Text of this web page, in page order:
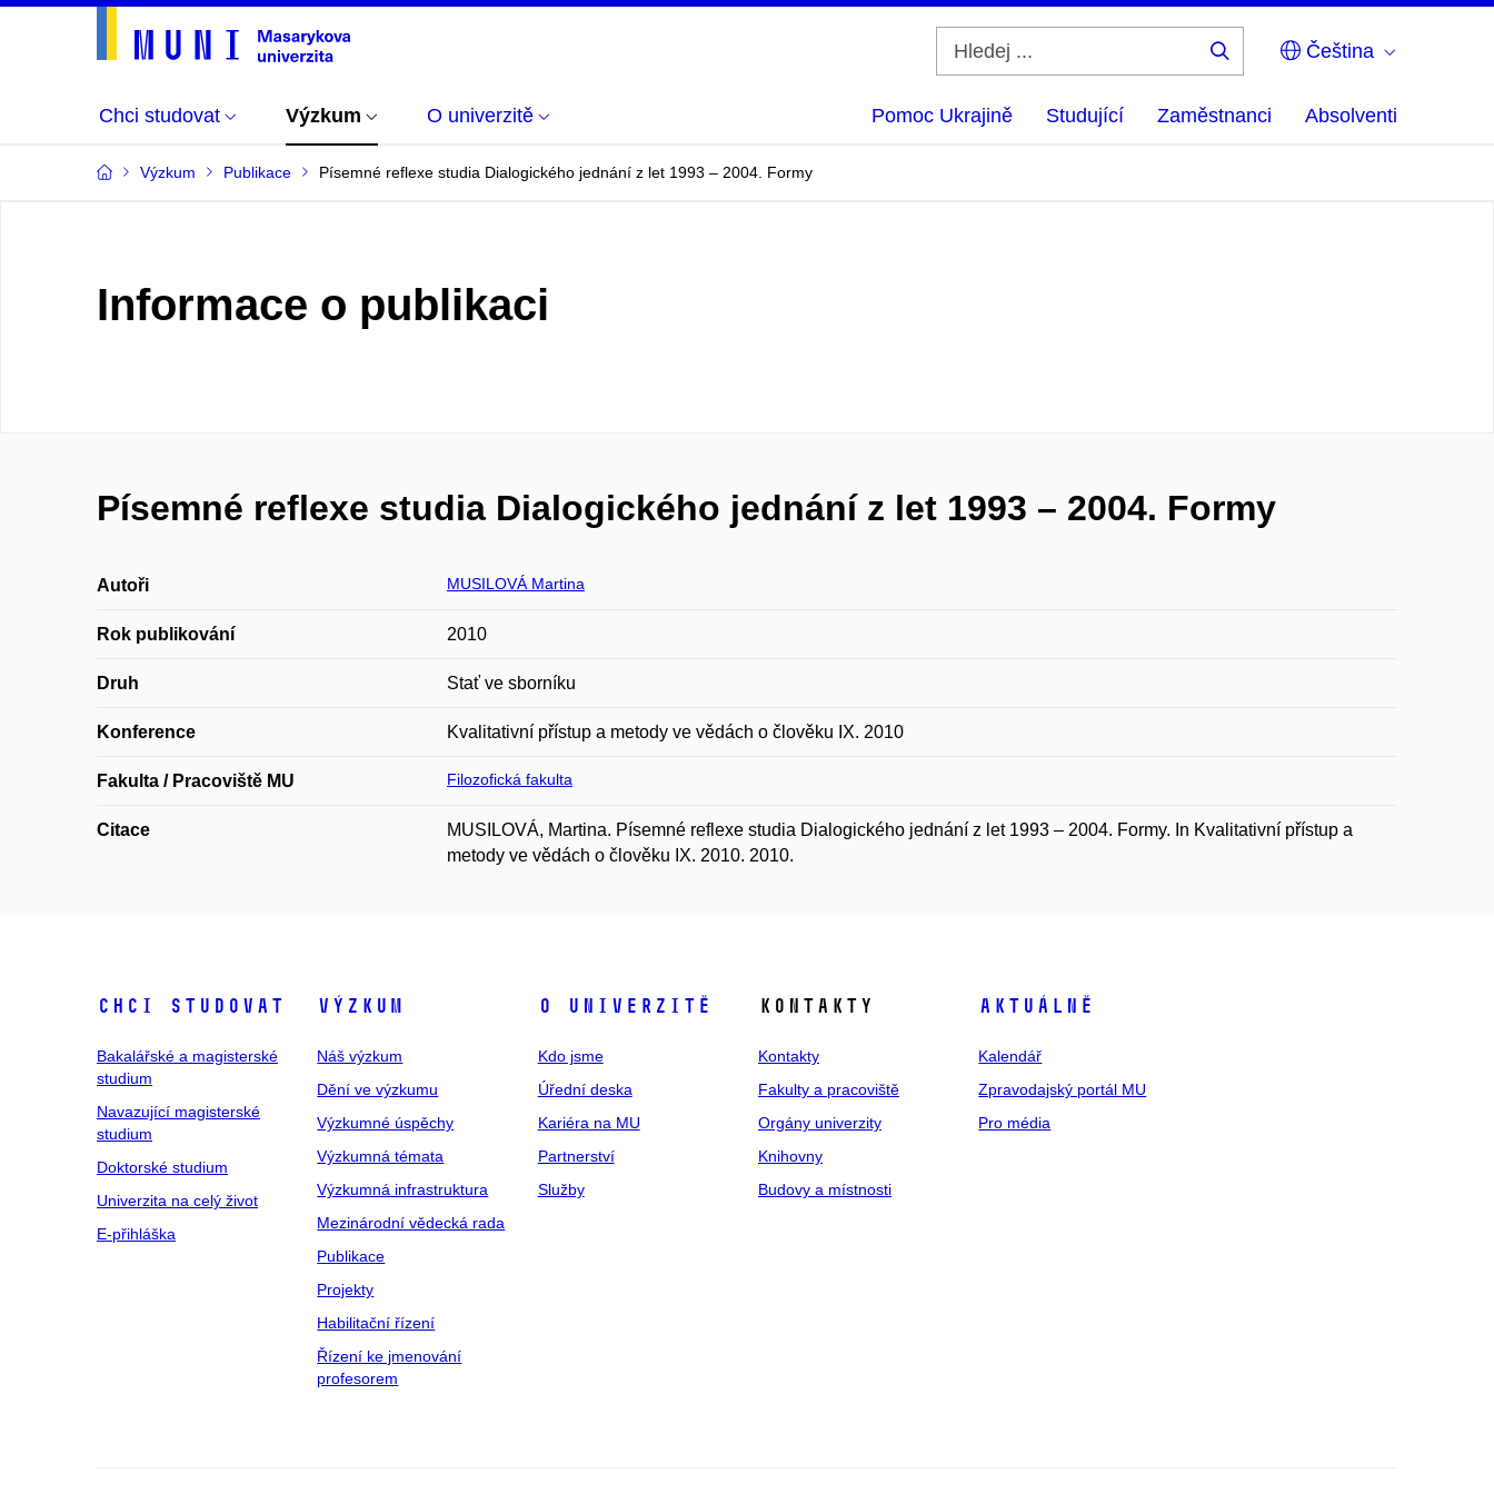
Čeština
Chci studovat Výzkum O univerzitě Pomoc Ukrajině Studující Zaměstnanci Absolventi
Výzkum Publikace Písemné reflexe studia Dialogického jednání z let 1993 – 2004. Formy
Informace o publikaci
Písemné reflexe studia Dialogického jednání z let 1993 – 2004. Formy
Autoři MUSILOVÁ Martina
Rok publikování 2010
Druh Stať ve sborníku
Konference Kvalitativní přístup a metody ve vědách o člověku IX. 2010
Fakulta / Pracoviště MU Filozofická fakulta
Citace
MUSILOVÁ, Martina. Písemné reflexe studia Dialogického jednání z let 1993 – 2004. Formy. In Kvalitativní přístup a
metody ve vědách o člověku IX. 2010. 2010.
Chci studovat
Bakalářské a magisterské
studium
Navazující magisterské
studium
Doktorské studium
Univerzita na celý život
E-přihláška
Výzkum
Náš výzkum
Dění ve výzkumu
Výzkumné úspěchy
Výzkumná témata
Výzkumná infrastruktura
Mezinárodní vědecká rada
Publikace
Projekty
Habilitační řízení
Řízení ke jmenování
profesorem
O univerzitě
Kdo jsme
Úřední deska
Kariéra na MU
Partnerství
Služby
Kontakty
Kontakty
Fakulty a pracoviště
Orgány univerzity
Knihovny
Budovy a místnosti
Aktuálně
Kalendář
Zpravodajský portál MU
Pro média